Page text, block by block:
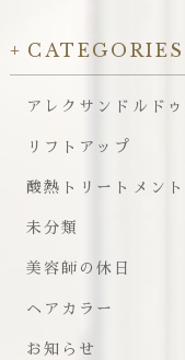
CATEGORIES
アレクサンドルドゥ
リフトアップ
酸熱トリートメント
未分類
美容師の休日
ヘアカラー
お知らせ